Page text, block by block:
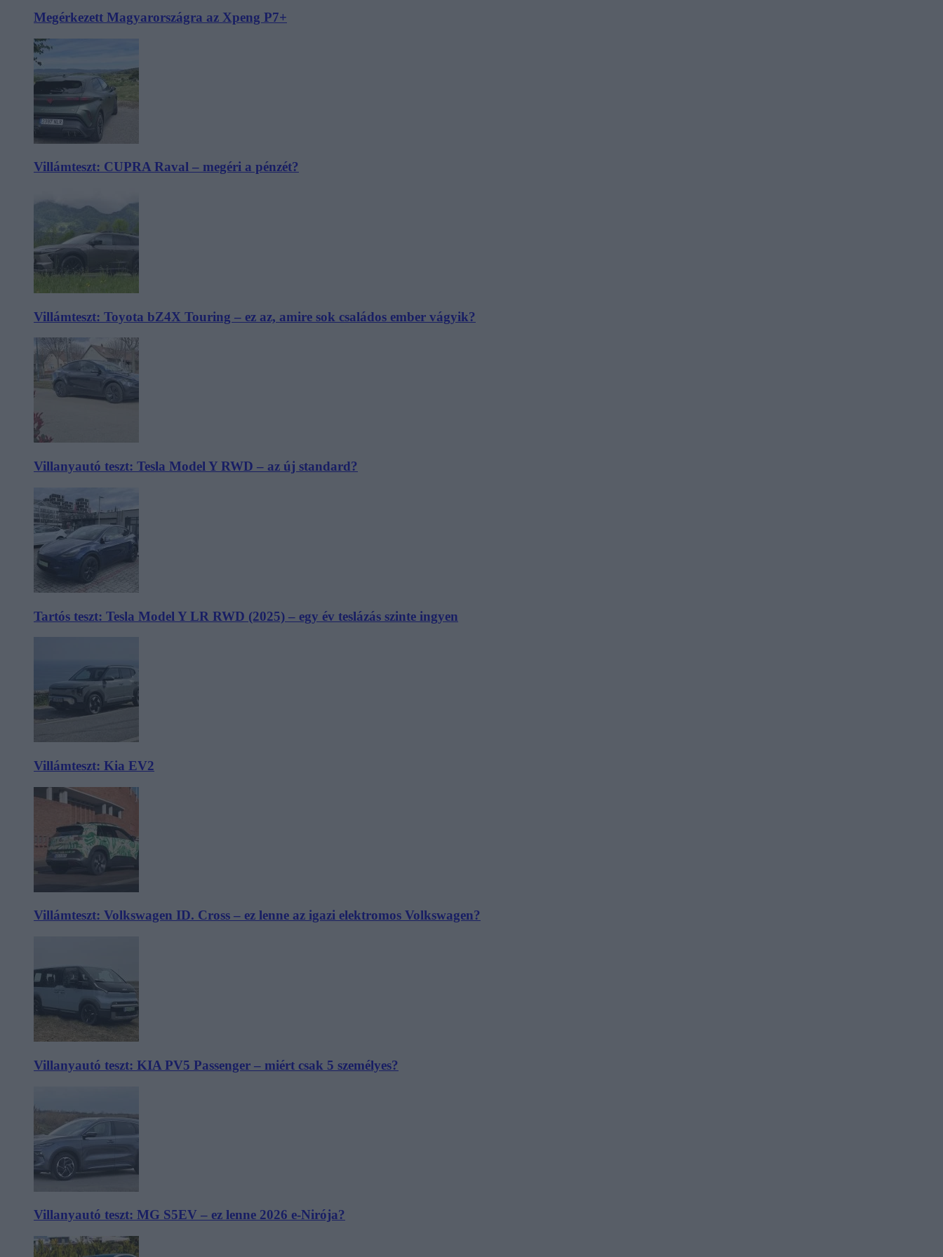
Megérkezett Magyarországra az Xpeng P7+
Villámteszt: CUPRA Raval – megéri a pénzét?
Villámteszt: Toyota bZ4X Touring – ez az, amire sok családos ember vágyik?
Villanyautó teszt: Tesla Model Y RWD – az új standard?
Tartós teszt: Tesla Model Y LR RWD (2025) – egy év teslázás szinte ingyen
Villámteszt: Kia EV2
Villámteszt: Volkswagen ID. Cross – ez lenne az igazi elektromos Volkswagen?
Villanyautó teszt: KIA PV5 Passenger – miért csak 5 személyes?
Villanyautó teszt: MG S5EV – ez lenne 2026 e-Nirója?